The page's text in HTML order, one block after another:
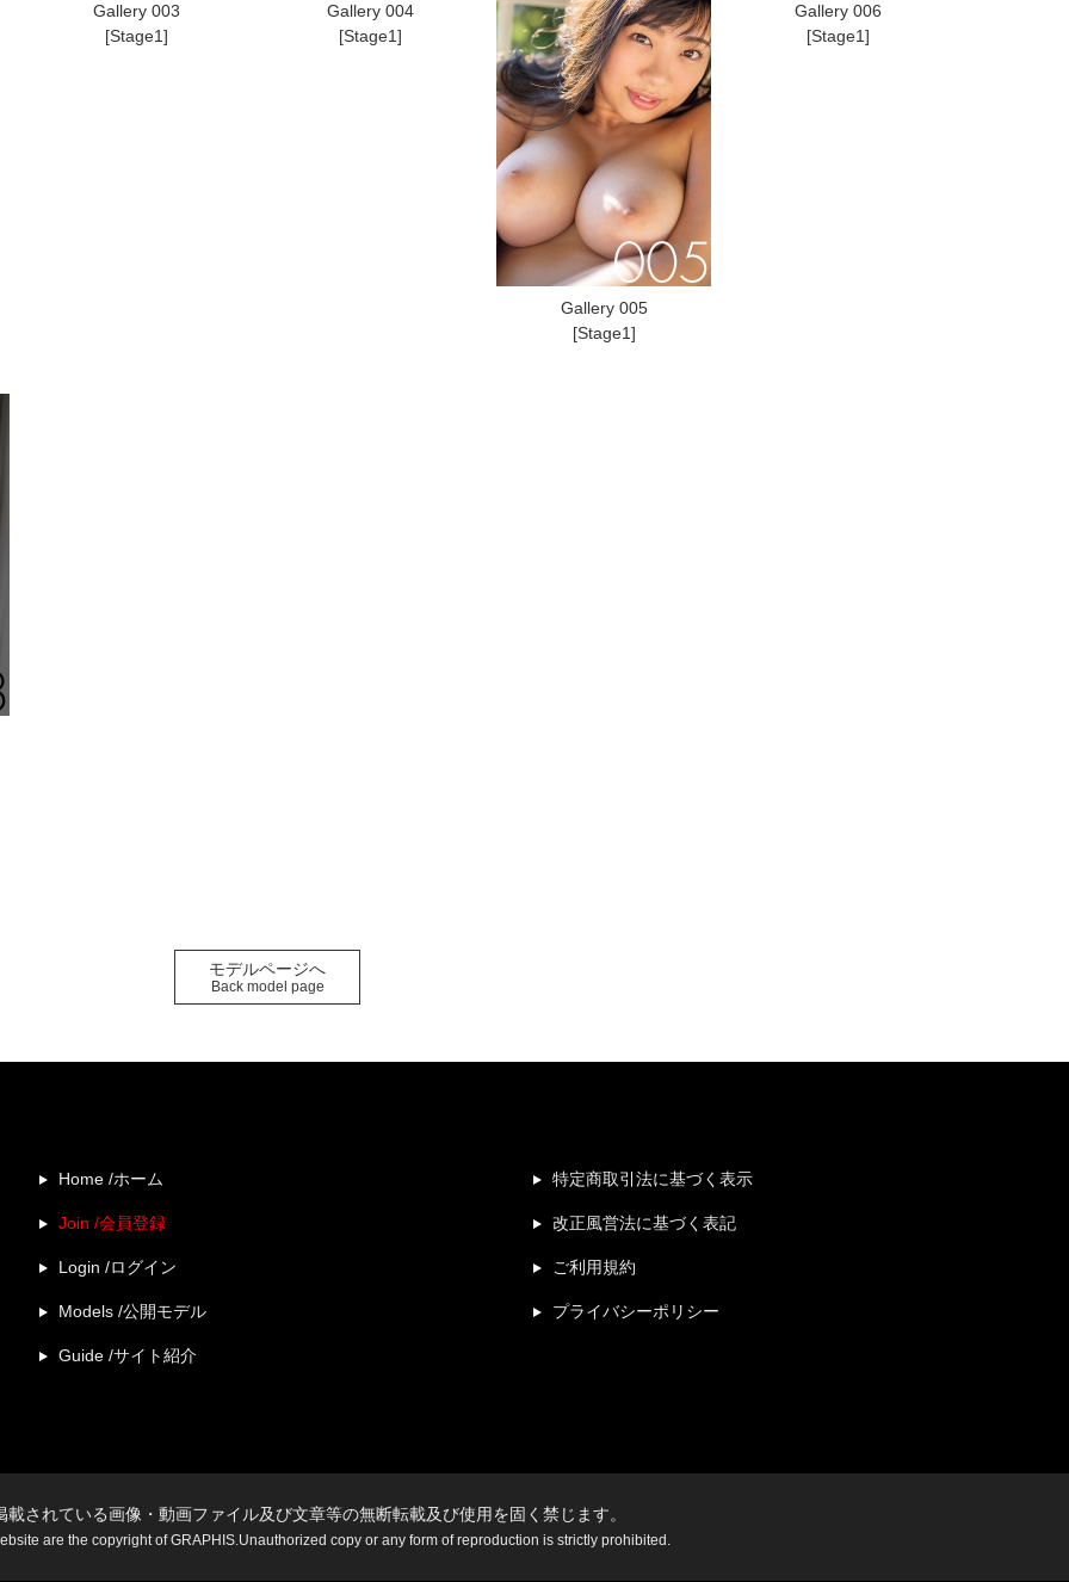
Gallery 003
[Stage1]
Gallery 004
[Stage1]
Gallery 005
[Stage1]
Gallery 006
[Stage1]
モデルページへ
Back model page
Home /ホーム
Join /会員登録
Login /ログイン
Models /公開モデル
Guide /サイト紹介
特定商取引法に基づく表示
改正風営法に基づく表記
ご利用規約
プライバシーポリシー
載されている画像・動画ファイル及び文章等の無断転載及び使用を固く禁じます。
are the copyright of GRAPHIS.Unauthorized copy or any form of reproduction is strictly prohibited.